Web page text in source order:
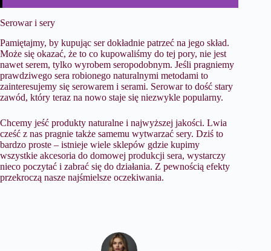
Serowar i sery
Pamiętajmy, by kupując ser dokładnie patrzeć na jego skład.
Może się okazać, że to co kupowaliśmy do tej pory, nie jest
nawet serem, tylko wyrobem seropodobnym. Jeśli pragniemy
prawdziwego sera robionego naturalnymi metodami to
zainteresujemy się serowarem i serami. Serowar to dość stary
zawód, który teraz na nowo staje się niezwykle popularny.
Chcemy jeść produkty naturalne i najwyższej jakości. Lwia
cześć z nas pragnie także samemu wytwarzać sery. Dziś to
bardzo proste – istnieje wiele sklepów gdzie kupimy
wszystkie akcesoria do domowej produkcji sera, wystarczy
nieco poczytać i zabrać się do działania. Z pewnością efekty
przekroczą nasze najśmielsze oczekiwania.